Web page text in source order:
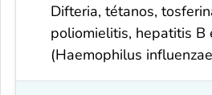
Difteria, tétanos,
poliomielitis, hepatitis B
(Haemophilus influenzae